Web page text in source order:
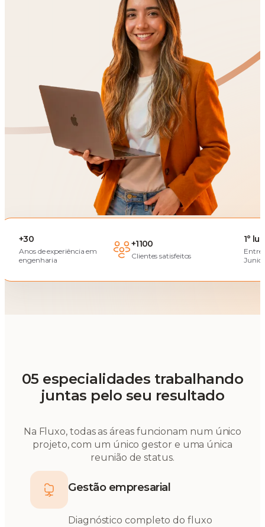
+30
Anos de experiência em
engenharia
+1100
Clientes satisfeitos
1°
Entre
05 especialidades trabalhando
juntas pelo seu resultado
Na Fluxo, todas as áreas funcionam num único
projeto, com um único gestor e uma única
reunião de status.
Gestão empresarial
Diagnóstico completo do fluxo